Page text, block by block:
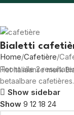
Bialetti
Het Italiaanse merk
betaalbare
Home Cafetière
Toont alle 2
Show sidebar
Show 9 12 18 24